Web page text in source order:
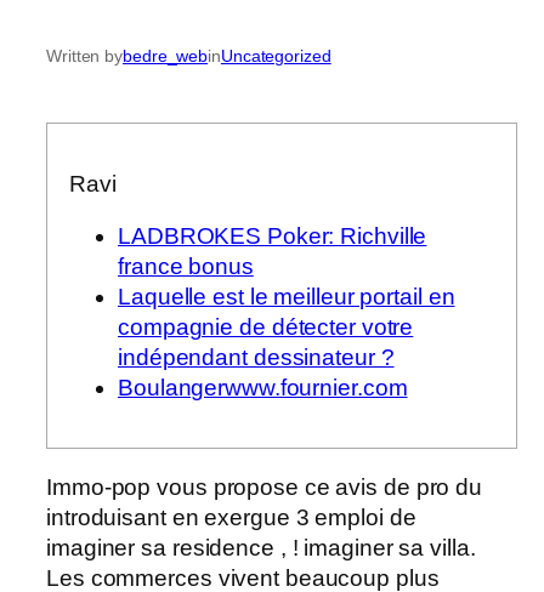
Written bybedre_webinUncategorized
Ravi
LADBROKES Poker: Richville
france bonus
Laquelle est le meilleur portail en
compagnie de détecter votre
indépendant dessinateur ?
Boulangerwww.fournier.com
Immo-pop vous propose ce avis de pro du
introduisant en exergue 3 emploi de
imaginer sa residence , ! imaginer sa villa.
Les commerces vivent beaucoup plus